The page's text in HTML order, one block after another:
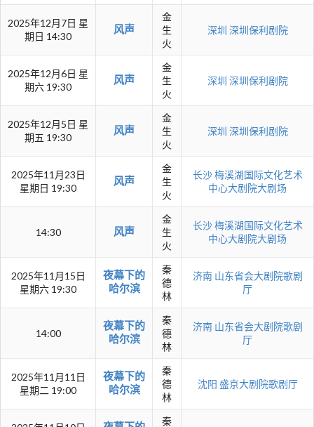
2025年12月7日 星
期日 14:30
风声
金
生
火
深圳 深圳保利剧院
2025年12月6日 星
期六 19:30
风声
金
生
火
深圳 深圳保利剧院
2025年12月5日 星
期五 19:30
风声
金
生
火
深圳 深圳保利剧院
2025年11月23日
星期日 19:30
风声
金
生
火
长沙梅溪湖国际文化艺术
中心大剧院大剧场
14:30 风声
金
生
火
长沙梅溪湖国际文化艺术
中心大剧院大剧场
2025年11月15日
星期六 19:30
夜幕下的
哈尔滨
秦
德
林
济南 山东省会大剧院歌剧
厅
14:00
夜幕下的
哈尔滨
秦
德
林
济南 山东省会大剧院歌剧
厅
2025年11月11日
星期二 19:00
夜幕下的
哈尔滨
秦
德
林
沈阳 盛京大剧院歌剧厅
秦